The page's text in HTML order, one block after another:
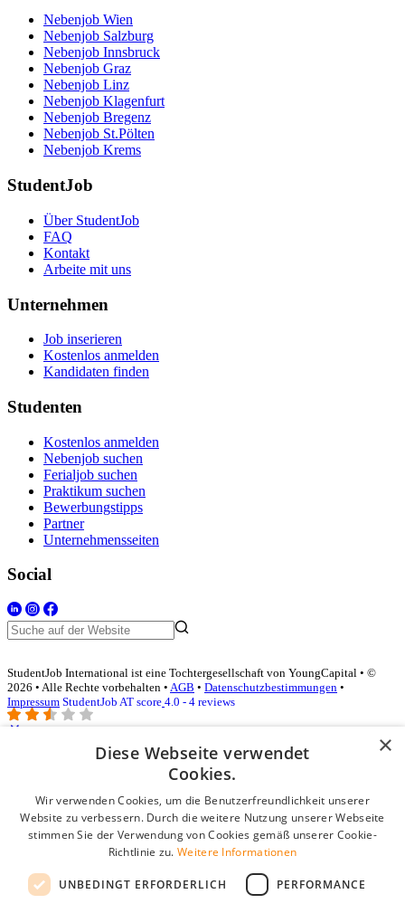
Nebenjob Wien
Nebenjob Salzburg
Nebenjob Innsbruck
Nebenjob Graz
Nebenjob Linz
Nebenjob Klagenfurt
Nebenjob Bregenz
Nebenjob St.Pölten
Nebenjob Krems
StudentJob
Über StudentJob
FAQ
Kontakt
Arbeite mit uns
Unternehmen
Job inserieren
Kostenlos anmelden
Kandidaten finden
Studenten
Kostenlos anmelden
Nebenjob suchen
Ferialjob suchen
Praktikum suchen
Bewerbungstipps
Partner
Unternehmensseiten
Social
StudentJob International ist eine Tochtergesellschaft von YoungCapital • ©
2026 • Alle Rechte vorbehalten • AGB • Datenschutzbestimmungen •
Impressum StudentJob AT score 4.0 - 4 reviews
Login für Unternehmen
E-Mail*
Passwort
Angemeldet bleiben
Passwort vergessen?
×
Diese Webseite verwendet
Cookies.
Wir verwenden Cookies, um die Benutzerfreundlichkeit unserer
Website zu verbessern. Durch die weitere Nutzung unserer Webseite
stimmen Sie der Verwendung von Cookies gemäß unserer Cookie-
Richtlinie zu. Weitere Informationen
UNBEDINGT ERFORDERLICH PERFORMANCE